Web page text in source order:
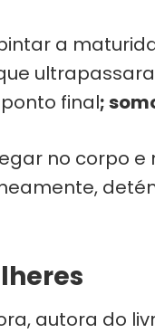
a
final;
no corpo
autora do